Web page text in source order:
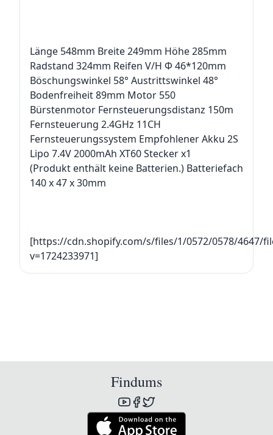
Länge 548mm Breite 249mm Höhe 285mm
Radstand 324mm Reifen V/H Φ 46*120mm
Böschungswinkel 58° Austrittswinkel 48°
Bodenfreiheit 89mm Motor 550
Bürstenmotor Fernsteuerungsdistanz 150m
Fernsteuerung 2.4GHz 11CH
Fernsteuerungssystem Empfohlener Akku 2S
Lipo 7.4V 2000mAh XT60 Stecker x1
(Produkt enthält keine Batterien.) Batteriefach
140 x 47 x 30mm
[https://cdn.shopify.com/s/files/1/0572/0578/4647/
v=1724233971]
Findums